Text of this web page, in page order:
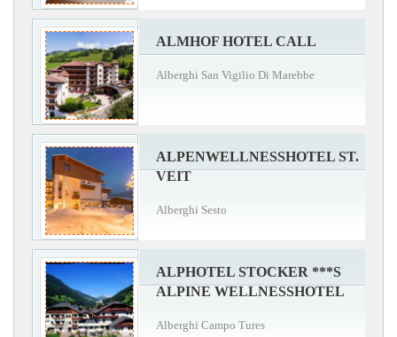
ALMHOF HOTEL CALL
Alberghi San Vigilio Di Marebbe
ALPENWELLNESSHOTEL ST.
VEIT
Alberghi Sesto
ALPHOTEL STOCKER ***S
ALPINE WELLNESSHOTEL
Alberghi Campo Tures